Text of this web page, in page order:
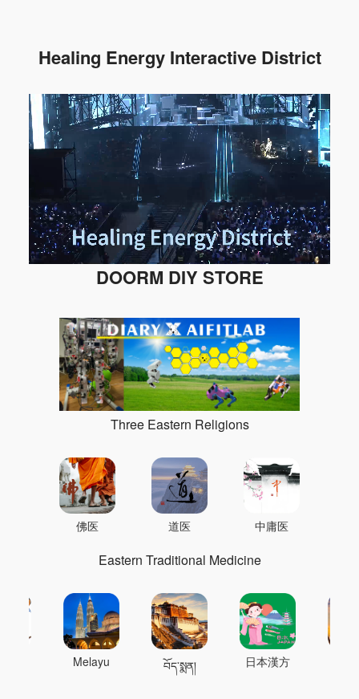
Healing Energy Interactive District
DOORM DIY STORE
Three Eastern Religions
佛医 道医 中庸医
Eastern Traditional Medicine
Melayu བོད་སྨན། 日本漢方